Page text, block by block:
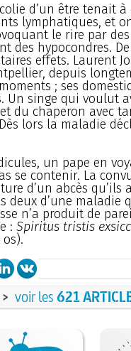
d’un être tenait à
lymphatiques, et
le rire par
des hypocondres.
effets. Laurent
depuis
; ses
Un singe qui voulut
du chaperon avec
lors la maladie
un pape en
se contenir. La
d’un abcès qu’ils
d’une maladie
n’a produit de
: Spiritus tristis
voir les621